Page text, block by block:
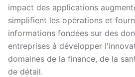
impact des applications
simplifient les opérations et
informations fondées sur des
entreprises à développer
domaines de la finance, de la
de détail.